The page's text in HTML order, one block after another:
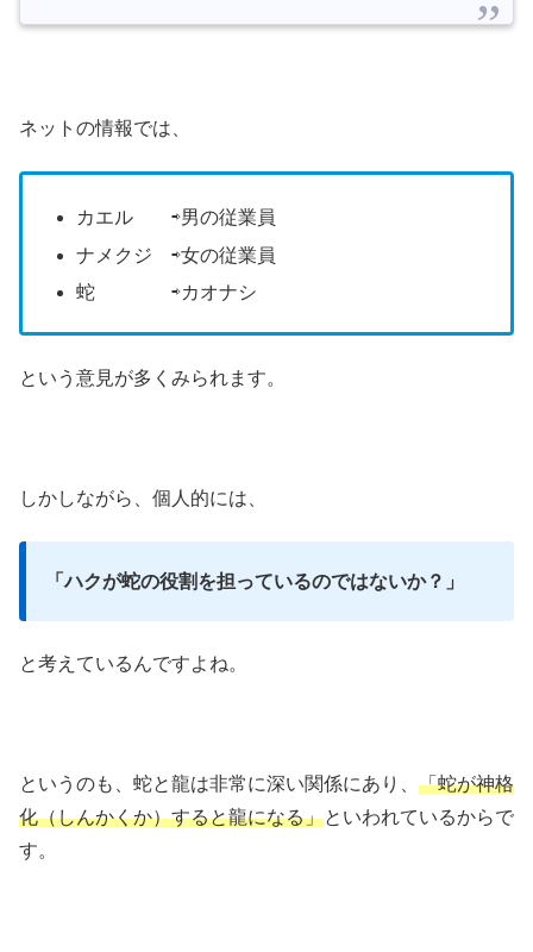
ネットの情報では、
カエル ⇨男の従業員
ナメクジ ⇨女の従業員
蛇 ⇨カオナシ
という意見が多くみられます。
しかしながら、個人的には、
「ハクが蛇の役割を担っているのではないか？」
と考えているんですよね。
というのも、蛇と龍は非常に深い関係にあり、 「蛇が神格
化（しんかくか）すると龍になる」といわれているからで
す。